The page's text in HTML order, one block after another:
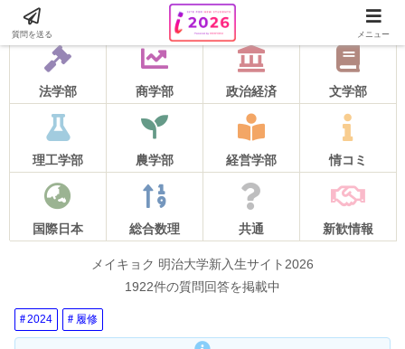
2026年度の質問受け付けは5月16日をもって終了しました！
法学部 商学部 政治経済 文学部
理工学部 農学部 経営学部 情コミ
国際日本 総合数理 共通 新歓情報
メイキョク 明治大学新入生サイト2026
1922件の質問回答を掲載中
2024 履修
質問を送る メニュー